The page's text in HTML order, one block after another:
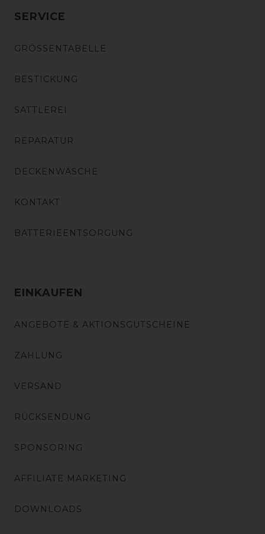
SERVICE
GRÖSSENTABELLE
BESTICKUNG
SATTLEREI
REPARATUR
DECKENWÄSCHE
KONTAKT
BATTERIEENTSORGUNG
EINKAUFEN
ANGEBOTE & AKTIONSGUTSCHEINE
ZAHLUNG
VERSAND
RÜCKSENDUNG
SPONSORING
AFFILIATE MARKETING
DOWNLOADS